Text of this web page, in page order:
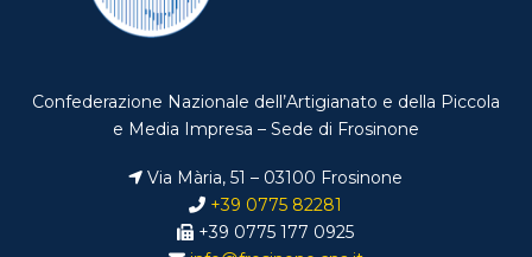
Confederazione Nazionale dell’Artigianato e della Piccola
e Media Impresa – Sede di Frosinone
Via Mària, 51 – 03100 Frosinone
+39 0775 82281
+39 0775 177 0925